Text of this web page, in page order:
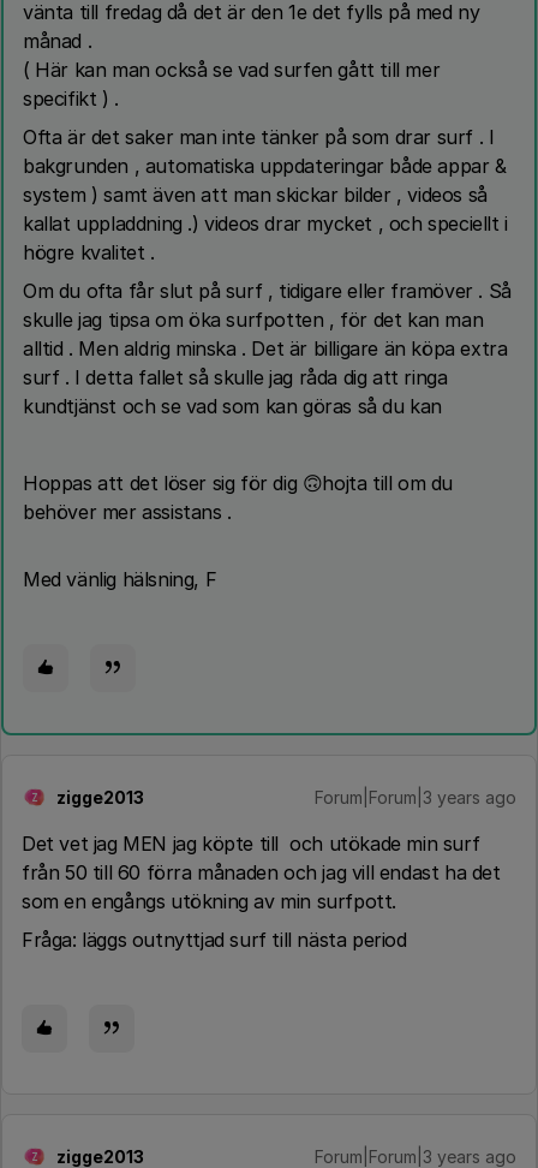
vänta till fredag då det är den 1e det fylls på med ny
månad .
( Här kan man också se vad surfen gått till mer
specifikt ) .
Ofta är det saker man inte tänker på som drar surf . I
bakgrunden , automatiska uppdateringar både appar &
system ) samt även att man skickar bilder , videos så
kallat uppladdning .) videos drar mycket , och speciellt i
högre kvalitet .
Om du ofta får slut på surf , tidigare eller framöver . Så
skulle jag tipsa om öka surfpotten , för det kan man
alltid . Men aldrig minska . Det är billigare än köpa extra
surf . I detta fallet så skulle jag råda dig att ringa
kundtjänst och se vad som kan göras så du kan
Hoppas att det löser sig för dig 🙃hojta till om du
behöver mer assistans .
Med vänlig hälsning, F
Z zigge2013 Forum|Forum|3 years ago
Det vet jag MEN jag köpte till och utökade min surf
från 50 till 60 förra månaden och jag vill endast ha det
som en engångs utökning av min surfpott.
Fråga: läggs outnyttjad surf till nästa period
Z zigge2013 Forum|Forum|3 years ago